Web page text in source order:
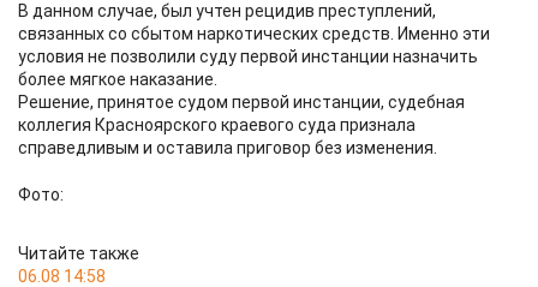
В данном случае, был учтен рецидив преступлений,
связанных со сбытом наркотических средств. Именно эти
условия не позволили суду первой инстанции назначить
более мягкое наказание.
Решение, принятое судом первой инстанции, судебная
коллегия Красноярского краевого суда признала
справедливым и оставила приговор без изменения.
Фото:
Читайте также
06.08 14:58